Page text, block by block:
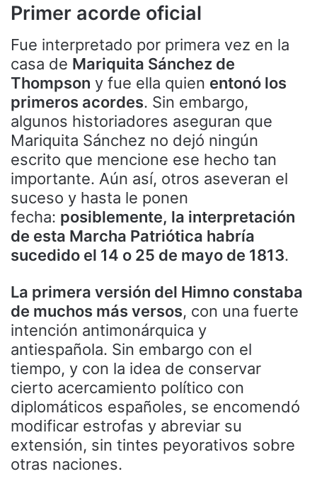
Primer acorde oficial
Fue interpretado por primera vez en la
casa de Mariquita Sánchez de
Thompson y fue ella quien entonó los
primeros acordes. Sin embargo,
algunos historiadores aseguran que
Mariquita Sánchez no dejó ningún
escrito que mencione ese hecho tan
importante. Aún así, otros aseveran el
suceso y hasta le ponen
fecha: posiblemente, la interpretación
de esta Marcha Patriótica habría
sucedido el 14 o 25 de mayo de 1813.
La primera versión del Himno constaba
de muchos más versos, con una fuerte
intención antimonárquica y
antiespañola. Sin embargo con el
tiempo, y con la idea de conservar
cierto acercamiento político con
diplomáticos españoles, se encomendó
modificar estrofas y abreviar su
extensión, sin tintes peyorativos sobre
otras naciones.